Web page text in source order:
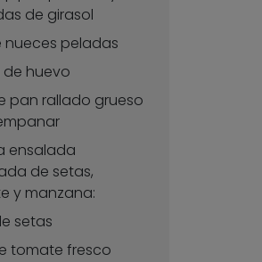
de girasol
nueces peladas
de huevo
pan rallado grueso
ensalada
de setas,
y manzana:
setas
tomate fresco